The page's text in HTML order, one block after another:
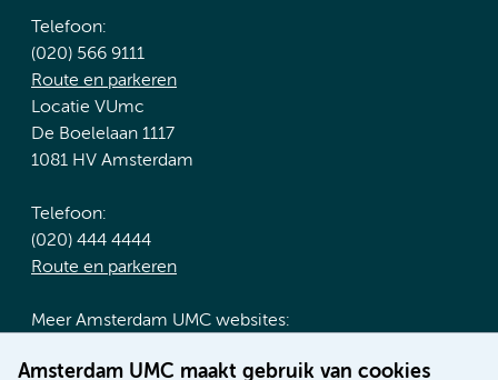
Amsterdam UMC maakt gebruik van cookies
Telefoon:
(020) 566 9111
Route en parkeren
Locatie VUmc
De Boelelaan 1117
1081 HV Amsterdam
Telefoon:
(020) 444 4444
Route en parkeren
Meer Amsterdam UMC websites:
Werken bij Amsterdam UMC